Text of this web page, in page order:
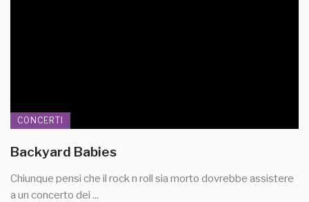
CONCERTI
Backyard Babies
Chiunque pensi che il rock n roll sia morto dovrebbe assistere
a un concerto dei ...